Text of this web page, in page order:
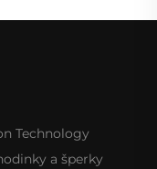
Technology
a šperky